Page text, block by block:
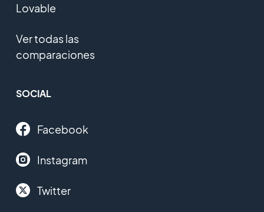
Lovable
Ver todas las
comparaciones
SOCIAL
Facebook
Instagram
Twitter